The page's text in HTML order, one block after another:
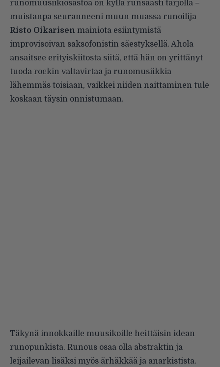
runomuusiikiosastoa on kyllä runsaasti tarjolla –
muistanpa seuranneeni muun muassa runoilija
Risto Oikarisen mainiota esiintymistä
improvisoivan saksofonistin säestyksellä. Ahola
ansaitsee erityiskiitosta siitä, että hän on yrittänyt
tuoda rockin valtavirtaa ja runomusiikkia
lähemmäs toisiaan, vaikkei niiden naittaminen tule
koskaan täysin onnistumaan.
Täkynä innokkaille muusikoille heittäisin idean
runopunkista. Runous osaa olla abstraktin ja
leijailevan lisäksi myös ärhäkkää ja anarkistista.